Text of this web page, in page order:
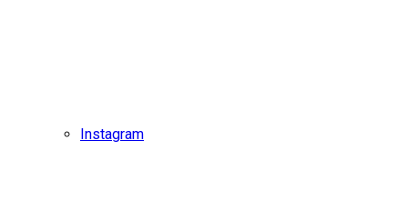
Instagram